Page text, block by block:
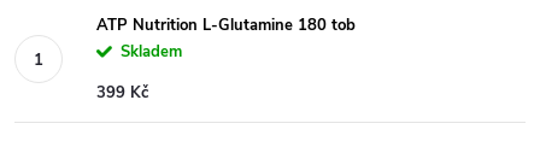
ATP Nutrition L-Glutamine 180 tob
Skladem
399 Kč